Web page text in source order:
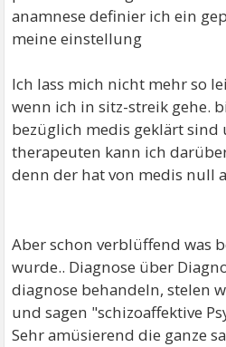
anamnese definier ich ein
meine einstellung
Ich lass mich nicht mehr so
wenn ich in sitz-streik gehe.
bezüglich medis geklärt sind
therapeuten kann ich
denn der hat von medis null
Aber schon verblüffend was
wurde.. Diagnose über
diagnose behandeln, stelen
und sagen "schizoaffektive
Sehr amüsierend die ganze